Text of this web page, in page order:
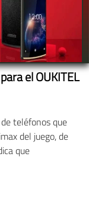
el OUKITEL
teléfonos que
del juego, de
que